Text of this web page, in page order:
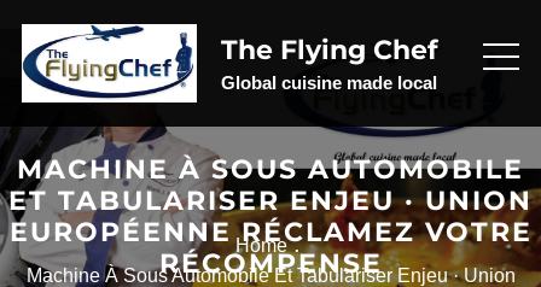
content
The Flying Chef
Global cuisine made local
MACHINE À SOUS AUTOMOBILE
ET TABULARISER ENJEU · UNION
EUROPÉENNE RÉCLAMEZ VOTRE
RÉCOMPENSE
Home
Machine À Sous Automobile Et Tabulariser Enjeu · Union